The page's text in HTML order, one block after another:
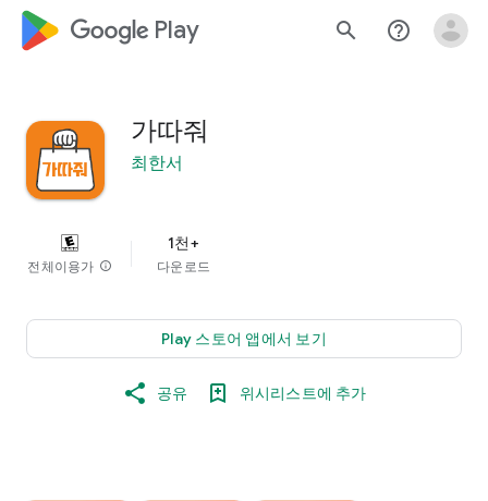
google_logo Play search help_outline
가따줘
최한서
전체이용가 info
1천+
다운로드
Play 스토어 앱에서 보기
공유 위시리스트에 추가